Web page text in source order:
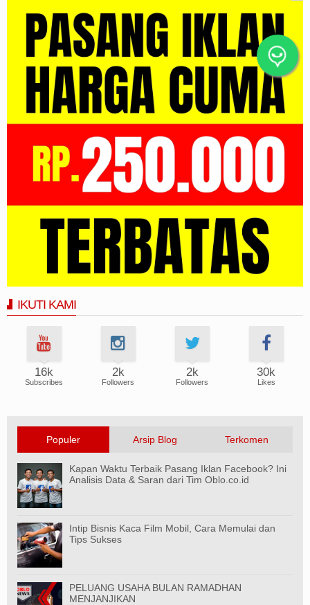
IKUTI KAMI
16k
Subscribes
2k
Followers
2k
Followers
30k
Likes
Populer Arsip Blog Terkomen
Kapan Waktu Terbaik Pasang Iklan Facebook? Ini
Analisis Data & Saran dari Tim Oblo.co.id
Intip Bisnis Kaca Film Mobil, Cara Memulai dan
Tips Sukses
PELUANG USAHA BULAN RAMADHAN
MENJANJIKAN